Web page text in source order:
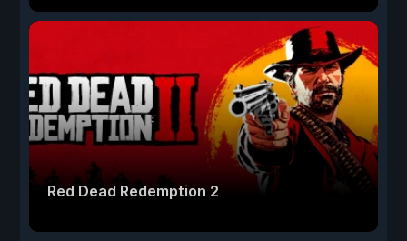
Red Dead Redemption 2